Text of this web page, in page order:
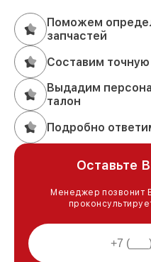
Поможем
запчастей
Составим
Выдадим
талон
Подробно
Оставьте
Менеджер позвонит